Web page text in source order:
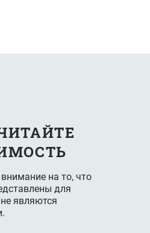
на то, что
для
являются